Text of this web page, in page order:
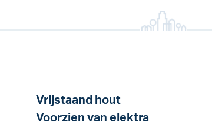
Vrijstaand hout
Voorzien van elektra